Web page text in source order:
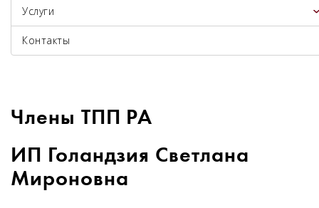
Услуги
Контакты
Члены ТПП РА
ИП Голандзия Светлана
Мироновна